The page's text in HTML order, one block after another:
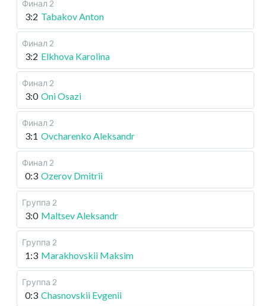
Финал 2
3:2 Tabakov Anton
Финал 2
3:2 Elkhova Karolina
Финал 2
3:0 Oni Osazi
Финал 2
3:1 Ovcharenko Aleksandr
Финал 2
0:3 Ozerov Dmitrii
Группа 2
3:0 Maltsev Aleksandr
Группа 2
1:3 Marakhovskii Maksim
Группа 2
0:3 Chasnovskii Evgenii